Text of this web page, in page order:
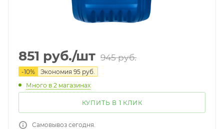
851 руб./шт 945руб.
-10% Экономия 95 руб.
Много в 2 магазинах
КУПИТЬ В 1 КЛИК
Самовывоз сегодня.